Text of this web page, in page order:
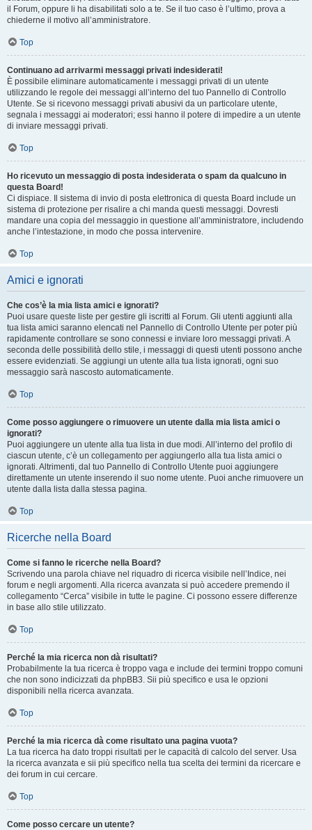
il Forum, oppure li ha disabilitati solo a te. Se il tuo caso è l’ultimo, prova a
chiederne il motivo all’amministratore.
Top
Continuano ad arrivarmi messaggi privati indesiderati!
È possibile eliminare automaticamente i messaggi privati ​​di un utente
utilizzando le regole dei messaggi all’interno del tuo Pannello di Controllo
Utente. Se si ricevono messaggi privati ​​abusivi da un particolare utente,
segnala i messaggi ai moderatori; essi hanno il potere di impedire a un utente
di inviare messaggi privati​​.
Top
Ho ricevuto un messaggio di posta indesiderata o spam da qualcuno in
questa Board!
Ci dispiace. Il sistema di invio di posta elettronica di questa Board include un
sistema di protezione per risalire a chi manda questi messaggi. Dovresti
mandare una copia del messaggio in questione all’amministratore, includendo
anche l’intestazione, in modo che possa intervenire.
Top
Amici e ignorati
Che cos’è la mia lista amici e ignorati?
Puoi usare queste liste per gestire gli iscritti al Forum. Gli utenti aggiunti alla
tua lista amici saranno elencati nel Pannello di Controllo Utente per poter più
rapidamente controllare se sono connessi e inviare loro messaggi privati. A
seconda delle possibilità dello stile, i messaggi di questi utenti possono anche
essere evidenziati. Se aggiungi un utente alla tua lista ignorati, ogni suo
messaggio sarà nascosto automaticamente.
Top
Come posso aggiungere o rimuovere un utente dalla mia lista amici o
ignorati?
Puoi aggiungere un utente alla tua lista in due modi. All’interno del profilo di
ciascun utente, c’è un collegamento per aggiungerlo alla tua lista amici o
ignorati. Altrimenti, dal tuo Pannello di Controllo Utente puoi aggiungere
direttamente un utente inserendo il suo nome utente. Puoi anche rimuovere un
utente dalla lista dalla stessa pagina.
Top
Ricerche nella Board
Come si fanno le ricerche nella Board?
Scrivendo una parola chiave nel riquadro di ricerca visibile nell’Indice, nei
forum e negli argomenti. Alla ricerca avanzata si può accedere premendo il
collegamento “Cerca” visibile in tutte le pagine. Ci possono essere differenze
in base allo stile utilizzato.
Top
Perché la mia ricerca non dà risultati?
Probabilmente la tua ricerca è troppo vaga e include dei termini troppo comuni
che non sono indicizzati da phpBB3. Sii più specifico e usa le opzioni
disponibili nella ricerca avanzata.
Top
Perché la mia ricerca dà come risultato una pagina vuota?
La tua ricerca ha dato troppi risultati per le capacità di calcolo del server. Usa
la ricerca avanzata e sii più specifico nella tua scelta dei termini da ricercare e
dei forum in cui cercare.
Top
Come posso cercare un utente?